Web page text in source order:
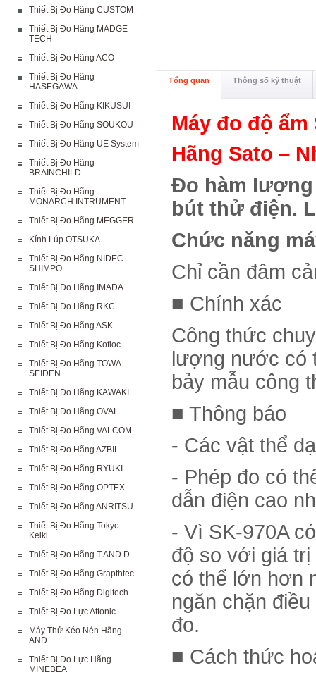
Thiết Bị Đo Hãng CUSTOM
Thiết Bị Đo Hãng MADGE
TECH
Thiết Bị Đo Hãng ACO
Thiết Bị Đo Hãng
HASEGAWA
Thiết Bị Đo Hãng KIKUSUI
Thiết Bị Đo Hãng SOUKOU
Thiết Bị Đo Hãng UE System
Thiết Bị Đo Hãng
BRAINCHILD
Thiết Bị Đo Hãng
MONARCH INTRUMENT
Thiết Bị Đo Hãng MEGGER
Kính Lúp OTSUKA
Thiết Bị Đo Hãng NIDEC-
SHIMPO
Thiết Bị Đo Hãng IMADA
Thiết Bị Đo Hãng RKC
Thiết Bị Đo Hãng ASK
Thiết Bị Đo Hãng Kofloc
Thiết Bị Đo Hãng TOWA
SEIDEN
Thiết Bị Đo Hãng KAWAKI
Thiết Bị Đo Hãng OVAL
Thiết Bị Đo Hãng VALCOM
Thiết Bị Đo Hãng AZBIL
Thiết Bị Đo Hãng RYUKI
Thiết Bị Đo Hãng OPTEX
Thiết Bị Đo Hãng ANRITSU
Thiết Bị Đo Hãng Tokyo
Keiki
Thiết Bị Đo Hãng T AND D
Thiết Bị Đo Hãng Grapthtec
Thiết Bị Đo Hãng Digitech
Thiết Bị Đo Lực Attonic
Máy Thử Kéo Nén Hãng
AND
Thiết Bị Đo Lực Hãng
MINEBEA
Tổng quan Thông số kỹ thuật
Máy đo độ ẩm
Hãng Sato –
Đo hàm
bút thử điện.
Chức năng
Chỉ cần đâm
■ Chính xác
Công thức
lượng nước có
bảy mẫu công
■ Thông báo
- Các vật thể
- Phép đo có
dẫn điện cao
- Vì SK-970A
độ so với giá
có thể lớn hơn
ngăn chặn
đo.
■ Cách thức